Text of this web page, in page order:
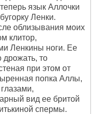
язык Аллочки
Ленки.
облизывания моих
клитор,
Ленкины ноги. Ее
дрожать, то
при этом от
попка Аллы,
вид ее бритой
спермы.